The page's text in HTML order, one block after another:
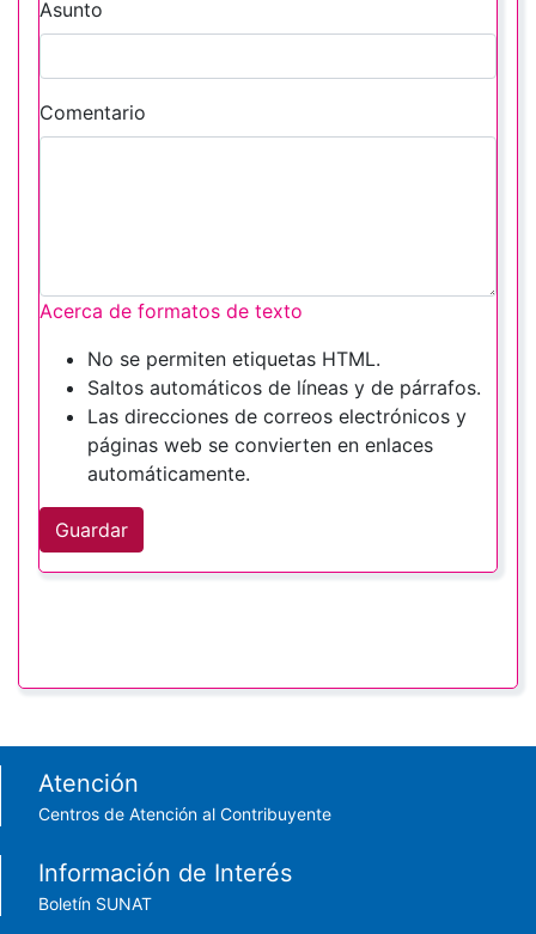
Asunto
Comentario
Acerca de formatos de texto
No se permiten etiquetas HTML.
Saltos automáticos de líneas y de párrafos.
Las direcciones de correos electrónicos y
páginas web se convierten en enlaces
automáticamente.
Guardar
Footer menu
Atención
Centros de Atención al Contribuyente
Información de Interés
Boletín SUNAT